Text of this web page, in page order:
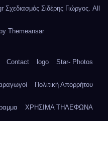
Σιδέρης Γιώργος. All
Themeansar
Contact logo Star- Photos
Πολιτική Απορρήτου
ΧΡΗΣΙΜΑ ΤΗΛΕΦΩΝΑ